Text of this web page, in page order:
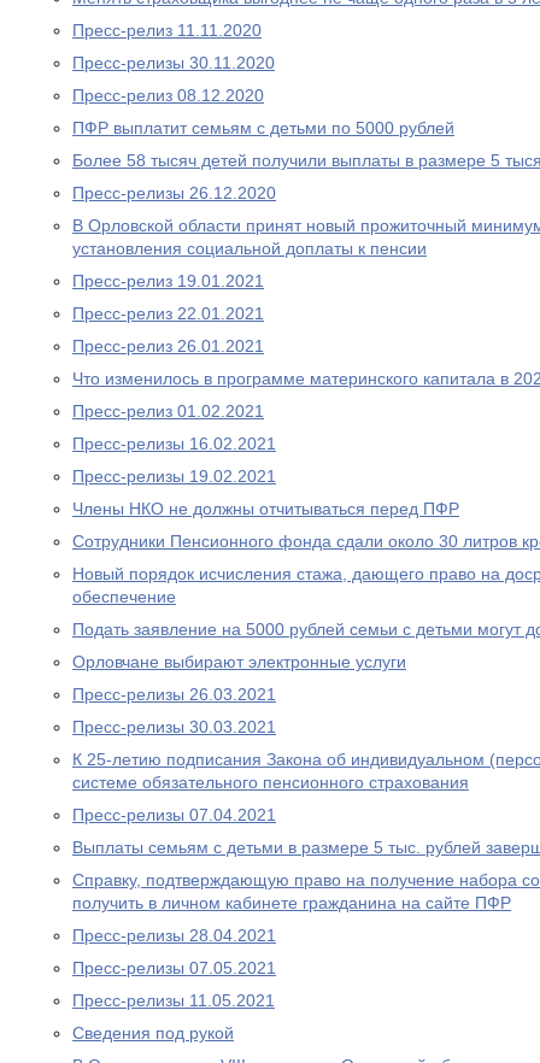
Пресс-релиз 11.11.2020
Пресс-релизы 30.11.2020
Пресс-релиз 08.12.2020
ПФР выплатит семьям с детьми по 5000 рублей
Более 58 тысяч детей получили выплаты в размере 5
Пресс-релизы 26.12.2020
В Орловской области принят новый прожиточный
установления социальной доплаты к пенсии
Пресс-релиз 19.01.2021
Пресс-релиз 22.01.2021
Пресс-релиз 26.01.2021
Что изменилось в программе материнского капитала в
Пресс-релиз 01.02.2021
Пресс-релизы 16.02.2021
Пресс-релизы 19.02.2021
Члены НКО не должны отчитываться перед ПФР
Сотрудники Пенсионного фонда сдали около 30 литров
Новый порядок исчисления стажа, дающего право на
обеспечение
Подать заявление на 5000 рублей семьи с детьми могут
Орловчане выбирают электронные услуги
Пресс-релизы 26.03.2021
Пресс-релизы 30.03.2021
К 25-летию подписания Закона об индивидуальном
системе обязательного пенсионного страхования
Пресс-релизы 07.04.2021
Выплаты семьям с детьми в размере 5 тыс. рублей
Справку, подтверждающую право на получение набора
получить в личном кабинете гражданина на сайте ПФР
Пресс-релизы 28.04.2021
Пресс-релизы 07.05.2021
Пресс-релизы 11.05.2021
Сведения под рукой